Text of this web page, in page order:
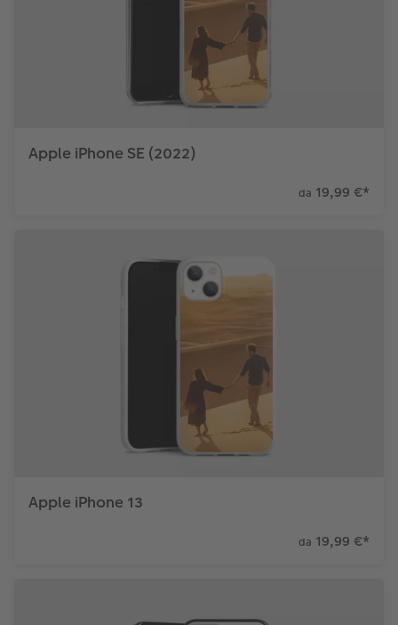
Apple iPhone SE (2022)
da 19,99 €*
Apple iPhone 13
da 19,99 €*